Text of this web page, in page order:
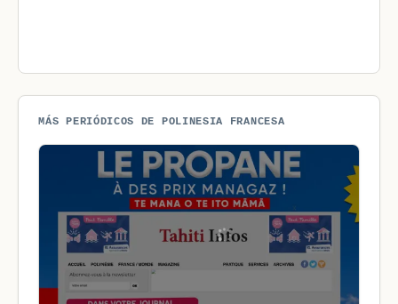
MÁS PERIÓDICOS DE POLINESIA FRANCESA